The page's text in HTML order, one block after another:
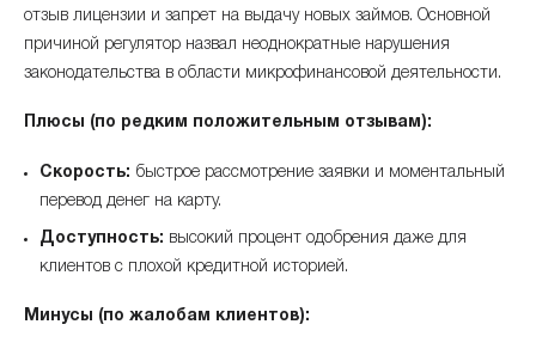
отзыв лицензии и запрет на выдачу новых займов. Основной
причиной регулятор назвал неоднократные нарушения
законодательства в области микрофинансовой деятельности.
Плюсы (по редким положительным отзывам):
Скорость: быстрое рассмотрение заявки и моментальный
перевод денег на карту.
Доступность: высокий процент одобрения даже для
клиентов с плохой кредитной историей.
Минусы (по жалобам клиентов):